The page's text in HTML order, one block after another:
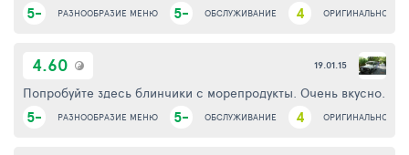
5- РАЗНООБРАЗИЕ МЕНЮ 5- ОБСЛУЖИВАНИЕ 4 ОРИГИНАЛЬНОСТЬ
4.60
5- РАЗНООБРАЗИЕ МЕНЮ 5- ОБСЛУЖИВАНИЕ 4 ОРИГИНАЛЬНОСТЬ
Попробуйте здесь блинчики с морепродукты. Очень вкусно.
19.01.15